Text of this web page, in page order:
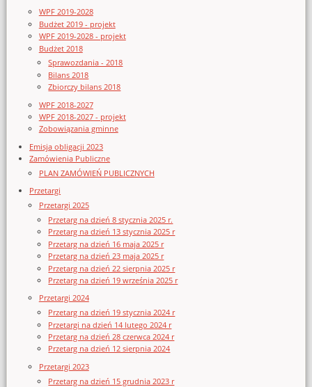
WPF 2019-2028
Budżet 2019 - projekt
WPF 2019-2028 - projekt
Budżet 2018
Sprawozdania - 2018
Bilans 2018
Zbiorczy bilans 2018
WPF 2018-2027
WPF 2018-2027 - projekt
Zobowiązania gminne
Emisja obligacji 2023
Zamówienia Publiczne
PLAN ZAMÓWIEŃ PUBLICZNYCH
Przetargi
Przetargi 2025
Przetarg na dzień 8 stycznia 2025 r.
Przetarg na dzień 13 stycznia 2025 r
Przetarg na dzień 16 maja 2025 r
Przetarg na dzień 23 maja 2025 r
Przetarg na dzień 22 sierpnia 2025 r
Przetarg na dzień 19 września 2025 r
Przetargi 2024
Przetarg na dzień 19 stycznia 2024 r
Przetargi na dzień 14 lutego 2024 r
Przetarg na dzień 28 czerwca 2024 r
Przetarg na dzień 12 sierpnia 2024
Przetargi 2023
Przetarg na dzień 15 grudnia 2023 r